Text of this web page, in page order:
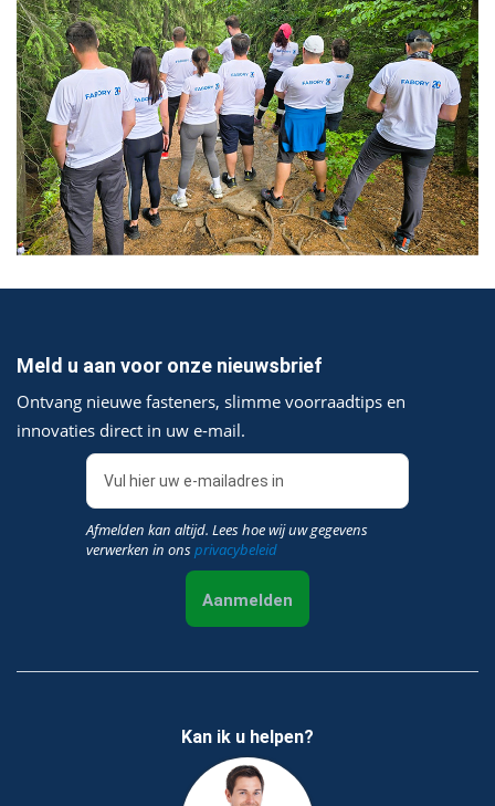
Meld u aan voor onze nieuwsbrief
Ontvang nieuwe fasteners, slimme voorraadtips en
innovaties direct in uw e‑mail.
Afmelden kan altijd. Lees hoe wij uw gegevens
verwerken in onsprivacybeleid
Aanmelden
Kan ik u helpen?